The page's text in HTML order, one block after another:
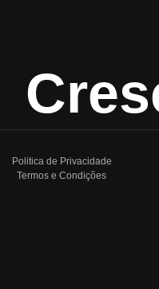
Politica de Privacidade
Termos e Condições